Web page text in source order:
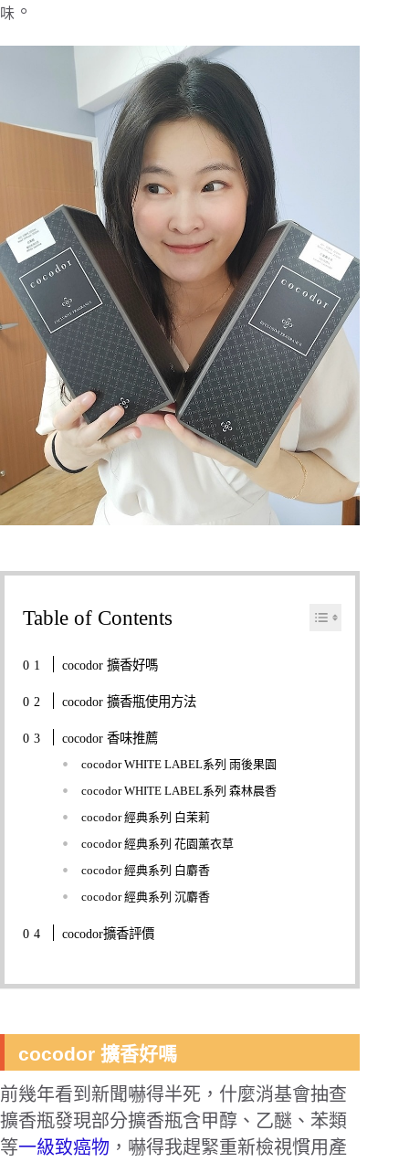
味 。
Table of Contents
cocodor 擴香好嗎
cocodor 擴香瓶使用方法
cocodor 香味推薦
cocodor WHITE LABEL系列 雨後果園
cocodor WHITE LABEL系列 森林晨香
cocodor 經典系列 白茉莉
cocodor 經典系列 花園薰衣草
cocodor 經典系列 白麝香
cocodor 經典系列 沉麝香
cocodor擴香評價
cocodor 擴香好嗎
前幾年看到新聞嚇得半死，什麼消基會抽查
擴香瓶發現部分擴香瓶含甲醇、乙醚、苯類
等一級致癌物 ，嚇得我趕緊重新檢視慣用產